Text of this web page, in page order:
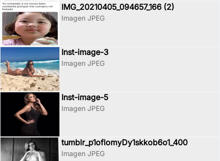
IMG_20210405_094657_166 (2)
Imagen JPEG
Inst-image-3
Imagen JPEG
Inst-image-5
Imagen JPEG
tumblr_p1oflomyDy1skkob6o1_400
Imagen JPEG